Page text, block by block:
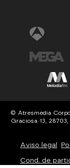
© Atresmedia
Graciosa 13,
Aviso legal
Cond. de